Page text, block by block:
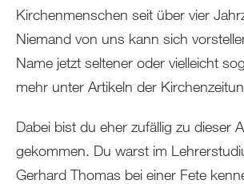
Kirchenmenschen seit über vier
Niemand von uns kann sich
Name jetzt seltener oder vielleicht
mehr unter Artikeln der
Dabei bist du eher zufällig zu dieser
gekommen. Du warst im
Gerhard Thomas bei einer Fete